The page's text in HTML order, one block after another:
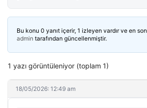
Bu konu 0 yanıt içerir, 1 izleyen vardır ve en son
admin tarafından güncellenmiştir.
1 yazı görüntüleniyor (toplam 1)
18/05/2026: 12:49 am